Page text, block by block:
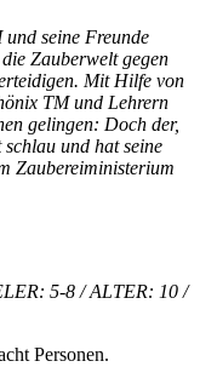
seine Freunde
Zauberwelt gegen
Mit Hilfe von
TM und Lehrern
gelingen: Doch der,
und hat seine
Zaubereiministerium
5-8 / ALTER: 10 /
Personen.